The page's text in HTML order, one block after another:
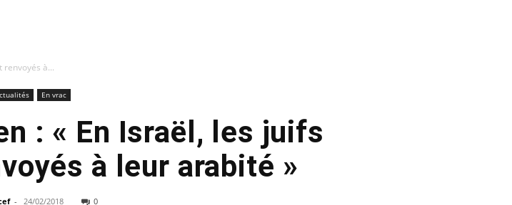
renvoyés à...
En vrac
: « En Israël, les juifs
à leur arabité »
- 24/02/2018 0